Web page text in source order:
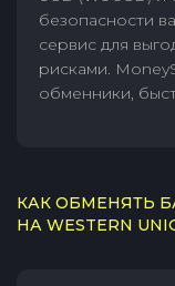
безопасности
сервис для
рисками.
обменники,
КАК ОБМЕНЯТЬ
НА WESTERN